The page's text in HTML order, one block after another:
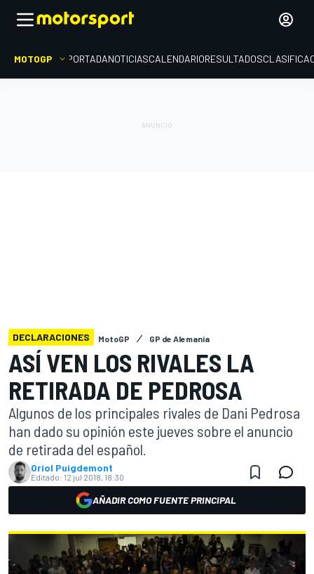
MOTOGP PORTADANOTICIASCALENDARIORESULTADOS
DECLARACIONES MotoGP GP de Alemania
ASÍ VEN LOS RIVALES LA
RETIRADA DE PEDROSA
Algunos de los principales rivales de Dani Pedrosa
han dado su opinión este jueves sobre el anuncio
de retirada del español.
Oriol Puigdemont
Editado: 12 jul 2018, 18:30
AÑADIR COMO FUENTE PRINCIPAL